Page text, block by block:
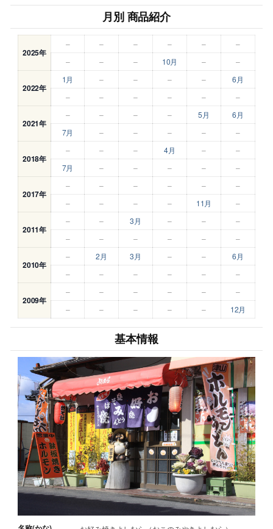
月別 商品紹介
2025年
– – – – –
–
–
– – 10月 – –
2022年
1月 – – – –
6月
–
– – – – –
2021年
– – – – 5月
6月
7月
– – – – –
2018年
– – – 4月 –
–
7月
– – – – –
2017年
– – – – –
–
–
– – – 11月 –
2011年
– – 3月 – –
–
–
– – – – –
2010年
– 2月 3月 – –
6月
–
– – – – –
2009年
– – – – –
–
–
– – – – 12月
基本情報